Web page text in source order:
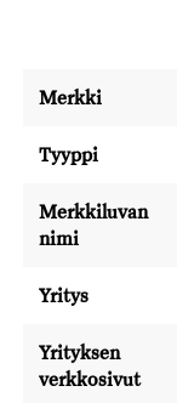
Merkki
Tyyppi
Merkkiluvan
nimi
Yritys
Yrityksen
verkkosivut